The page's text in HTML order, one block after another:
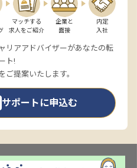
マッチする
求人をご紹介
企業と
面接
内定
入社
リアアドバイザーがあなたの転
ト!
ご提案いたします。
サポートに申込む